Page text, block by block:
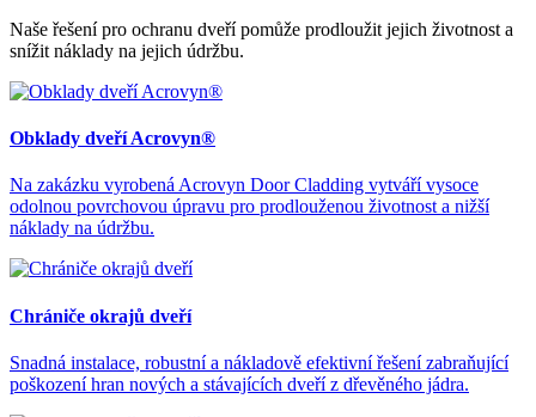
Naše řešení pro ochranu dveří pomůže prodloužit jejich životnost a
snížit náklady na jejich údržbu.
Obklady dveří Acrovyn®
Na zakázku vyrobená Acrovyn Door Cladding vytváří vysoce
odolnou povrchovou úpravu pro prodlouženou životnost a nižší
náklady na údržbu.
Chrániče okrajů dveří
Snadná instalace, robustní a nákladově efektivní řešení zabraňující
poškození hran nových a stávajících dveří z dřevěného jádra.